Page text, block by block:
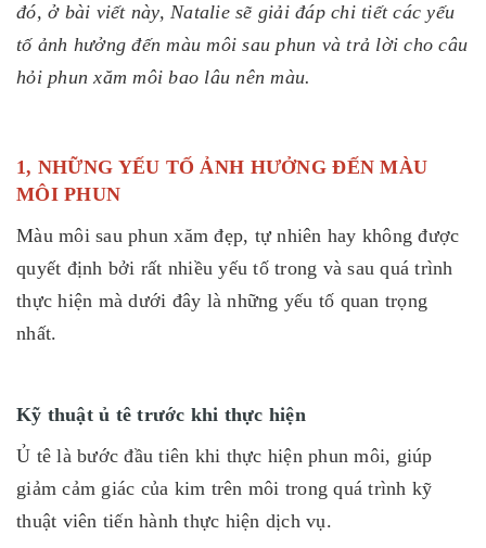
đó, ở bài viết này, Natalie sẽ giải đáp chi tiết các yếu
tố ảnh hưởng đến màu môi sau phun và trả lời cho câu
hỏi phun xăm môi bao lâu nên màu.
1, NHỮNG YẾU TỐ ẢNH HƯỞNG ĐẾN MÀU
MÔI PHUN
Màu môi sau phun xăm đẹp, tự nhiên hay không được
quyết định bởi rất nhiều yếu tố trong và sau quá trình
thực hiện mà dưới đây là những yếu tố quan trọng
nhất.
Kỹ thuật ủ tê trước khi thực hiện
Ủ tê là bước đầu tiên khi thực hiện phun môi, giúp
giảm cảm giác của kim trên môi trong quá trình kỹ
thuật viên tiến hành thực hiện dịch vụ.